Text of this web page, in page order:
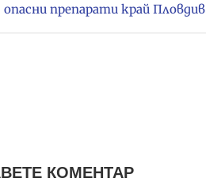
препарати край Пловдив
КОМЕНТАР